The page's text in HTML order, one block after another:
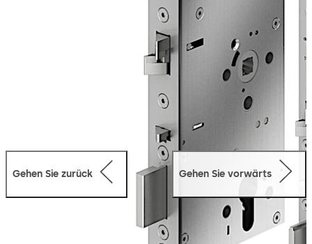
Gehen Sie zurück Gehen Sie vorwärts